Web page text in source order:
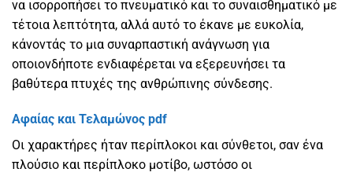
να ισορροπήσει το πνευματικό και το συναισθηματικό με
τέτοια λεπτότητα, αλλά αυτό το έκανε με ευκολία,
κάνοντάς το μια συναρπαστική ανάγνωση για
οποιονδήποτε ενδιαφέρεται να εξερευνήσει τα
βαθύτερα πτυχές της ανθρώπινης σύνδεσης.
Αφαίας και Τελαμώνος pdf
Οι χαρακτήρες ήταν περίπλοκοι και σύνθετοι, σαν ένα
πλούσιο και περίπλοκο μοτίβο, ωστόσο οι